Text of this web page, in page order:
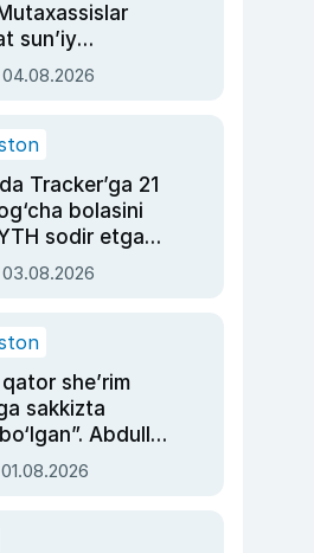
sun’iy
boshqara
xavotir
Tracker’ga 21
bolasini
sodir etgan
hukmi o‘qildi
she’rim
sakkizta
Abdulla
siyosiy
asrab